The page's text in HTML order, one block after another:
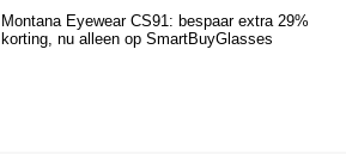
Montana Eyewear CS91: bespaar extra 29%
korting, nu alleen op SmartBuyGlasses